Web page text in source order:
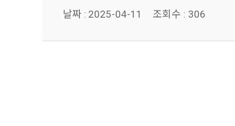
날짜 : 2025-04-11 조회수 : 306